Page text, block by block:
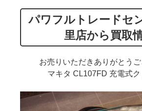
その他ツール (48)
その他建築資材(113)
半端電線(40)
マイナーケーブル(13)
CVケーブル
(25)
パワフルトレードセ
里店から買取
お売りいただきありがとう
マキタ CL107FD 充電式